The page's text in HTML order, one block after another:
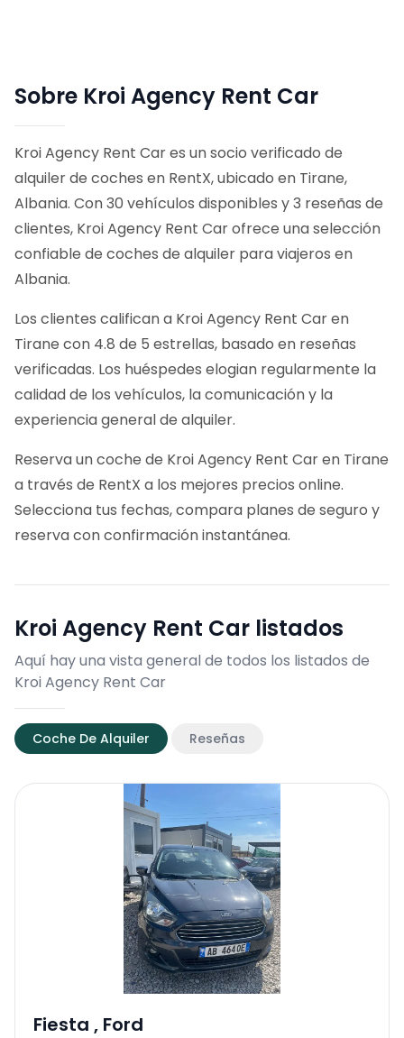
Sobre Kroi Agency Rent Car
Kroi Agency Rent Car es un socio verificado de
alquiler de coches en RentX, ubicado en Tirane,
Albania. Con 30 vehículos disponibles y 3 reseñas de
clientes, Kroi Agency Rent Car ofrece una selección
confiable de coches de alquiler para viajeros en
Albania.
Los clientes califican a Kroi Agency Rent Car en
Tirane con 4.8 de 5 estrellas, basado en reseñas
verificadas. Los huéspedes elogian regularmente la
calidad de los vehículos, la comunicación y la
experiencia general de alquiler.
Reserva un coche de Kroi Agency Rent Car en Tirane
a través de RentX a los mejores precios online.
Selecciona tus fechas, compara planes de seguro y
reserva con confirmación instantánea.
Kroi Agency Rent Car listados
Aquí hay una vista general de todos los listados de
Kroi Agency Rent Car
Coche De Alquiler Reseñas
Fiesta , Ford